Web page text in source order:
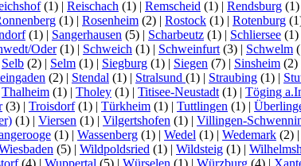
(1) | Reischach (1) | Remscheid (1) | Rendsburg (1)
(1) | Rosenheim (2) | Rostock (1) | Rotenburg
(1) | Sangerhausen (5) | Scharbeutz (1) | Schliersee (1)
Oder(1) | Schweich (1) | Schweinfurt (3) | Schwelm
Selb (2) | Selm (1) | Siegburg (1) | Siegen (7) | Sinsheim (2)
(2) | Stendal (1) | Stralsund (1) | Straubing (1) |
Thalheim (1) | Tholey (1) | Titisee-Neustadt (1) | Töging
(3) | Troisdorf(1) | Türkheim (1) | Tuttlingen (1) |
(1) | Viersen (1) | Vilgertshofen (1) | Villingen-
(1) | Wassenberg (1) | Wedel (1) | Wedemark (2) |
(5) | Wildpoldsried (1) | Wildsteig (1) |
(4) | Wuppertal (5) | Würselen (1) | Würzburg (4) |